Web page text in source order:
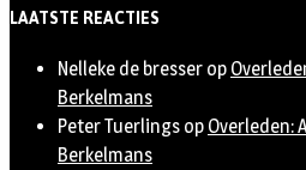
LAATSTE REACTIES
Nelleke de bresser op
Berkelmans
Peter Tuerlings op Overleden:
Berkelmans